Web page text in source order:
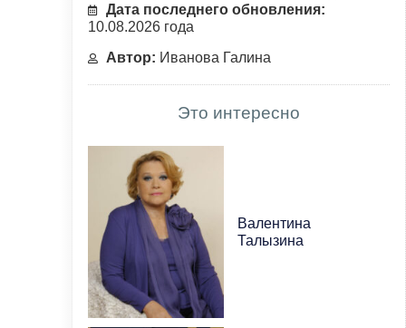
Дата последнего обновления:
10.08.2026 года
Автор: Иванова Галина
Это интересно
Валентина
Талызина